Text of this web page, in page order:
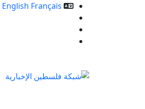
English Français